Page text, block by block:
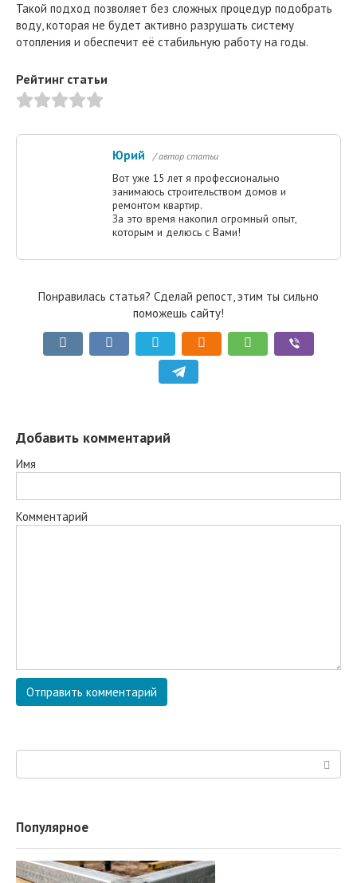
Такой подход позволяет без сложных процедур подобрать
воду, которая не будет активно разрушать систему
отопления и обеспечит её стабильную работу на годы.
Рейтинг статьи
Юрий / автор статьи
Вот уже 15 лет я профессионально
занимаюсь строительством домов и
ремонтом квартир.
За это время накопил огромный опыт,
которым и делюсь с Вами!
Понравилась статья? Сделай репост, этим ты сильно
поможешь сайту!
Добавить комментарий
Имя
Комментарий
Популярное